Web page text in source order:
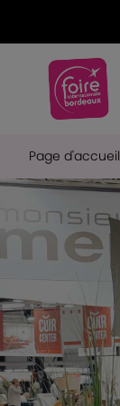
Page d'accueil